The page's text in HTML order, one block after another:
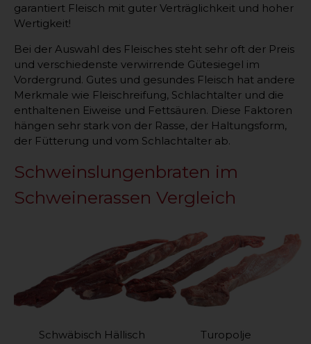
garantiert Fleisch mit guter Verträglichkeit und hoher
Wertigkeit!
Bei der Auswahl des Fleisches steht sehr oft der Preis
und verschiedenste verwirrende Gütesiegel im
Vordergrund. Gutes und gesundes Fleisch hat andere
Merkmale wie Fleischreifung, Schlachtalter und die
enthaltenen Eiweise und Fettsäuren. Diese Faktoren
hängen sehr stark von der Rasse, der Haltungsform,
der Fütterung und vom Schlachtalter ab.
Schweinslungenbraten im
Schweinerassen Vergleich
Schwäbisch Hällisch Turopolje